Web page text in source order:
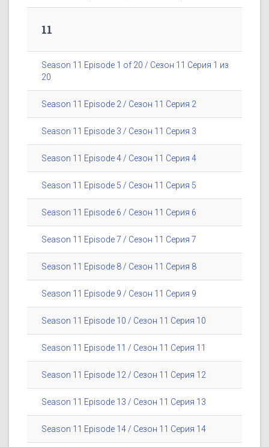
11
Season 11 Episode 1 of 20 / Сезон 11 Серия 1 из
20
Season 11 Episode 2 / Сезон 11 Серия 2
Season 11 Episode 3 / Сезон 11 Серия 3
Season 11 Episode 4 / Сезон 11 Серия 4
Season 11 Episode 5 / Сезон 11 Серия 5
Season 11 Episode 6 / Сезон 11 Серия 6
Season 11 Episode 7 / Сезон 11 Серия 7
Season 11 Episode 8 / Сезон 11 Серия 8
Season 11 Episode 9 / Сезон 11 Серия 9
Season 11 Episode 10 / Сезон 11 Серия 10
Season 11 Episode 11 / Сезон 11 Серия 11
Season 11 Episode 12 / Сезон 11 Серия 12
Season 11 Episode 13 / Сезон 11 Серия 13
Season 11 Episode 14 / Сезон 11 Серия 14